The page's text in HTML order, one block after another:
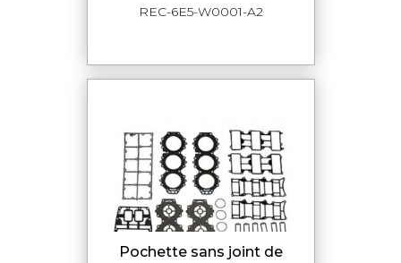
REC-6E5-W0001-A2
pochette sans joint de